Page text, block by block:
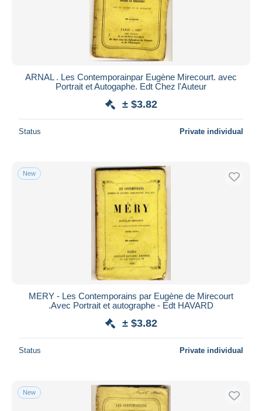
ARNAL . Les Contemporainpar Eugène Mirecourt. avec
Portrait et Autogaphe. Edt Chez l'Auteur
± $3.82
Status Private individual
New
MERY - Les Contemporains par Eugène de Mirecourt
.Avec Portrait et autographe - Edt HAVARD
± $3.82
Status Private individual
New